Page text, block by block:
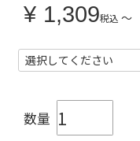
¥ 1,309税込 〜